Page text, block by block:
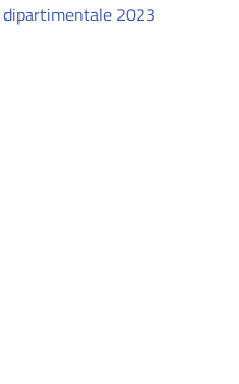
dipartimentale 2023